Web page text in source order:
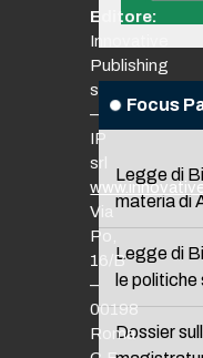
Focus
Legge di
materia di
Legge di
le politiche
Dossier
Editore:
Innovative
Publishing
srl
–
IP
srl
Via
Po,
16/B
–
00198
Roma